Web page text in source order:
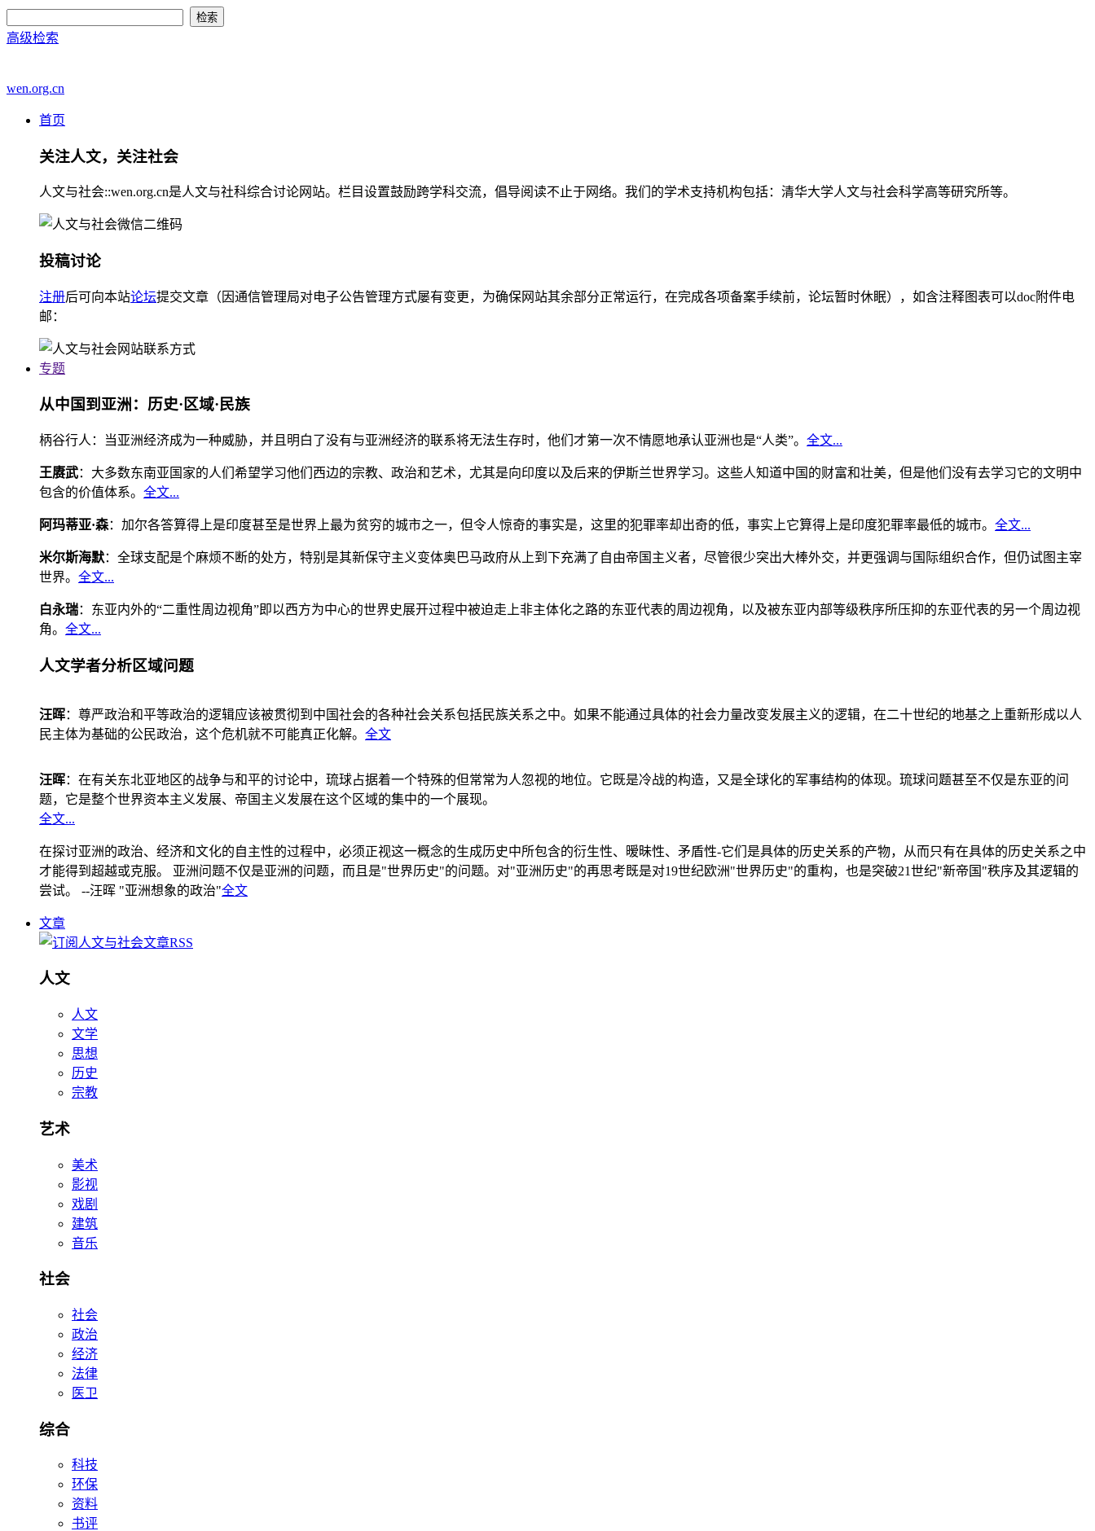
高级检索
wen.org.cn
首页
关注人文，关注社会
人文与社会::wen.org.cn是人文与社科综合讨论网站。栏目设置鼓励跨学科交流，倡导阅读不止于网络。我们的学术支持机构包括：清华大学人文与社会科学高等研究所等。
投稿讨论
注册后可向本站论坛提交文章（因通信管理局对电子公告管理方式屡有变更，为确保网站其余部分正常运行，在完成各项备案手续前，论坛暂时休眠），如含注释图表可以doc附件电
邮：
专题
从中国到亚洲：历史·区域·民族
柄谷行人：当亚洲经济成为一种威胁，并且明白了没有与亚洲经济的联系将无法生存时，他们才第一次不情愿地承认亚洲也是“人类”。 全文...
王赓武：大多数东南亚国家的人们希望学习他们西边的宗教、政治和艺术，尤其是向印度以及后来的伊斯兰世界学习。这些人知道中国的财富和壮美，但是他们没有去学习它的文明中
包含的价值体系。 全文...
阿玛蒂亚·森：加尔各答算得上是印度甚至是世界上最为贫穷的城市之一，但令人惊奇的事实是，这里的犯罪率却出奇的低，事实上它算得上是印度犯罪率最低的城市。 全文...
米尔斯海默：全球支配是个麻烦不断的处方，特别是其新保守主义变体奥巴马政府从上到下充满了自由帝国主义者，尽管很少突出大棒外交，并更强调与国际组织合作，但仍试图主宰
世界。 全文...
白永瑞：东亚内外的“二重性周边视角”即以西方为中心的世界史展开过程中被迫走上非主体化之路的东亚代表的周边视角，以及被东亚内部等级秩序所压抑的东亚代表的另一个周边视
角。 全文...
人文学者分析区域问题
汪晖：尊严政治和平等政治的逻辑应该被贯彻到中国社会的各种社会关系包括民族关系之中。如果不能通过具体的社会力量改变发展主义的逻辑，在二十世纪的地基之上重新形成以人
民主体为基础的公民政治，这个危机就不可能真正化解。 全文
汪晖：在有关东北亚地区的战争与和平的讨论中，琉球占据着一个特殊的但常常为人忽视的地位。它既是冷战的构造，又是全球化的军事结构的体现。琉球问题甚至不仅是东亚的问
题，它是整个世界资本主义发展、帝国主义发展在这个区域的集中的一个展现。
全文...
在探讨亚洲的政治、经济和文化的自主性的过程中，必须正视这一概念的生成历史中所包含的衍生性、暧昧性、矛盾性-它们是具体的历史关系的产物，从而只有在具体的历史关系之中
才能得到超越或克服。 亚洲问题不仅是亚洲的问题，而且是"世界历史"的问题。对"亚洲历史"的再思考既是对19世纪欧洲"世界历史"的重构，也是突破21世纪"新帝国"秩序及其逻辑的
尝试。 --汪晖 "亚洲想象的政治"全文
文章
人文
人文
文学
思想
历史
宗教
艺术
美术
影视
戏剧
建筑
音乐
社会
社会
政治
经济
法律
医卫
综合
科技
环保
资料
书评